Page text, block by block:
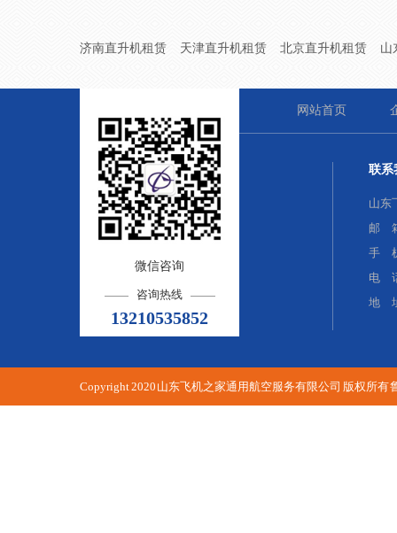
济南直升机租赁 天津直升机租赁 北京直升机租赁 山
微信咨询
咨询热线
13210535852
网站首页
联系
山东
邮
手
电
地
Copyright 2020 山东飞机之家通用航空服务有限公司 版权所有